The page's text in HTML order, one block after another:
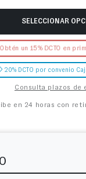
SELECCIONAR
Obtén un 15% DCTO en
20% DCTO por convenio
Consulta plazos de
en 24 horas con